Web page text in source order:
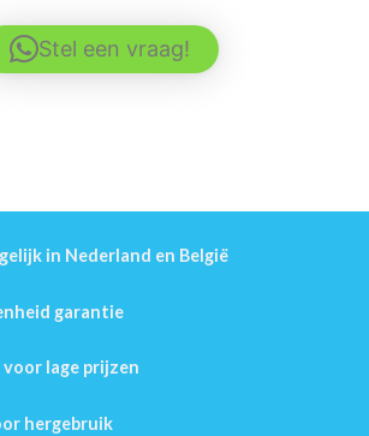
Stel een vraag!
in Nederland en België
garantie
lage prijzen
hergebruik